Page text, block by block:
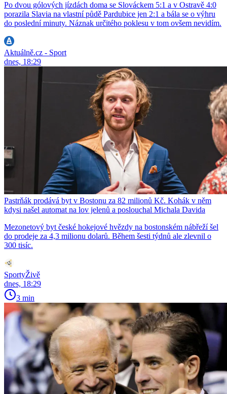
Po dvou gólových jízdách doma se Slováckem 5:1 a v Ostravě 4:0
porazila Slavia na vlastní půdě Pardubice jen 2:1 a bála se o výhru
do poslední minuty. Náznak určitého poklesu v tom ovšem nevidím.
Aktuálně.cz - Sport
dnes, 18:29
Pastrňák prodává byt v Bostonu za 82 milionů Kč. Kohák v něm
kdysi našel automat na lov jelenů a poslouchal Michala Davida
Mezonetový byt české hokejové hvězdy na bostonském nábřeží šel
do prodeje za 4,3 milionu dolarů. Během šesti týdnů ale zlevnil o
300 tisíc.
SportyŽivě
dnes, 18:29
3 min